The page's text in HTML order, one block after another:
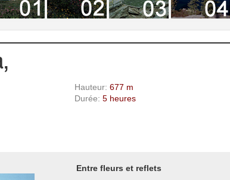
Hauteur:677 m
Durée:5 heures
Entre fleurs et reflets